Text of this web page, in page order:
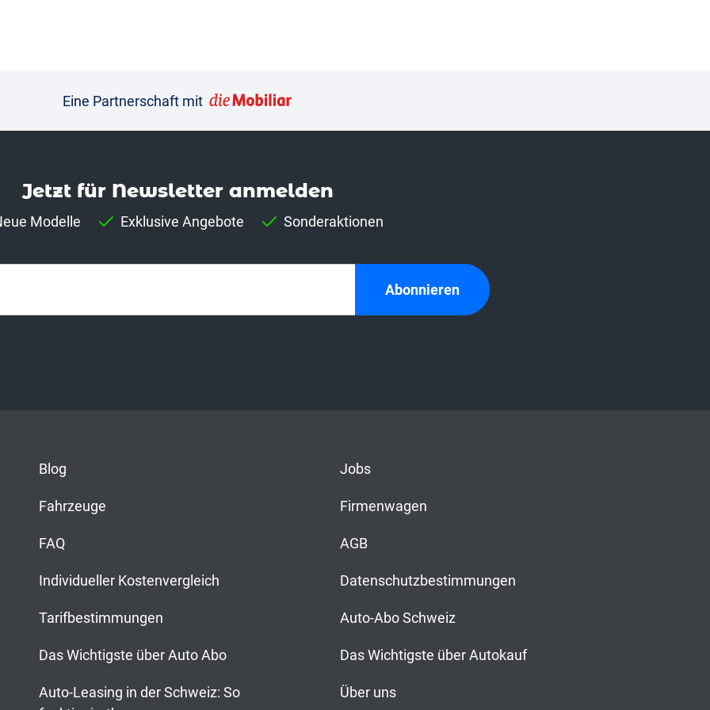
Eine Partnerschaft mit
Jetzt für News­letter anmelden
Modelle Exklusive Angebote Sonderaktionen
Abonnieren
Blog Jobs
Fahrzeuge Firmenwagen
FAQ AGB
Individueller Kostenvergleich Datenschutzbestimmungen
Tarifbestimmungen Auto-Abo Schweiz
Das Wichtigste über Auto Abo Das Wichtigste über Autokauf
Auto-Leasing in der Schweiz: So
Über uns